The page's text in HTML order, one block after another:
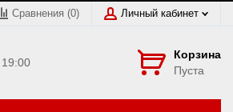
Сравнения (0) Личный кабинет
Корзина
Пуста